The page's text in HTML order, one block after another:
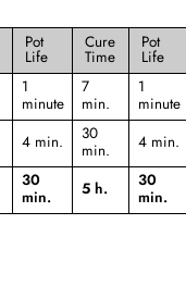
Pot
Life
Cure
Time
Pot
Life
1
minute
7
min.
1
minute
4 min.
30
min.
4 min.
30
min.
5 h.
30
min.